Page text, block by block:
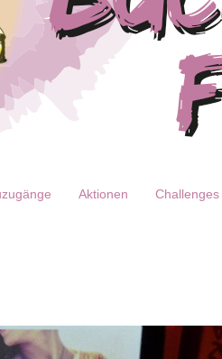
Aktionen Challenges